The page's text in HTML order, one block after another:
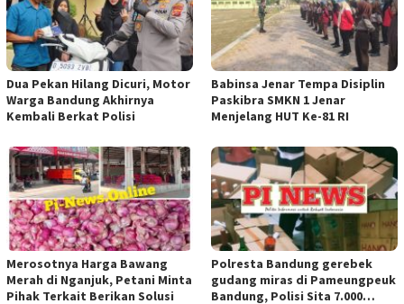
Dua Pekan Hilang Dicuri, Motor
Warga Bandung Akhirnya
Kembali Berkat Polisi
Babinsa Jenar Tempa Disiplin
Paskibra SMKN 1 Jenar
Menjelang HUT Ke-81 RI
Merosotnya Harga Bawang
Merah di Nganjuk, Petani Minta
Pihak Terkait Berikan Solusi
Polresta Bandung gerebek
gudang miras di Pameungpeuk
Bandung, Polisi Sita 7.000